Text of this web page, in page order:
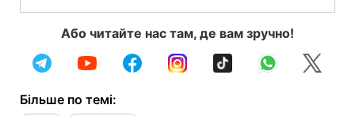
Або читайте нас там, де вам зручно!
Більше по темі: